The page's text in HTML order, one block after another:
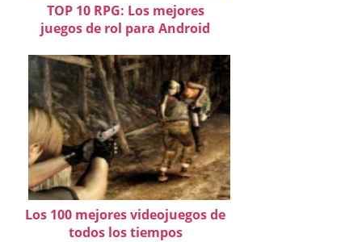
TOP 10 RPG: Los mejores
juegos de rol para Android
Los 100 mejores videojuegos de
todos los tiempos